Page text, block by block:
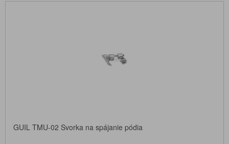
GUIL TMU-02 Svorka na spájanie pódia